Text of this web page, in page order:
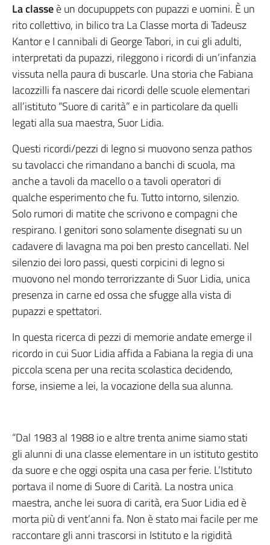
La classeè un docupuppets con pupazzi e uomini. È un
rito collettivo, in bilico tra La Classe morta di Tadeusz
Kantor e I cannibali di George Tabori, in cui gli adulti,
interpretati da pupazzi, rileggono i ricordi di un’infanzia
vissuta nella paura di buscarle. Una storia che Fabiana
Iacozzilli fa nascere dai ricordi delle scuole elementari
all’istituto “Suore di carità” e in particolare da quelli
legati alla sua maestra, Suor Lidia.
Questi ricordi/pezzi di legno si muovono senza pathos
su tavolacci che rimandano a banchi di scuola, ma
anche a tavoli da macello o a tavoli operatori di
qualche esperimento che fu. Tutto intorno, silenzio.
Solo rumori di matite che scrivono e compagni che
respirano. I genitori sono solamente disegnati su un
cadavere di lavagna ma poi ben presto cancellati. Nel
silenzio dei loro passi, questi corpicini di legno si
muovono nel mondo terrorizzante di Suor Lidia, unica
presenza in carne ed ossa che sfugge alla vista di
pupazzi e spettatori.
In questa ricerca di pezzi di memorie andate emerge il
ricordo in cui Suor Lidia affida a Fabiana la regia di una
piccola scena per una recita scolastica decidendo,
forse, insieme a lei, la vocazione della sua alunna.
“Dal 1983 al 1988 io e altre trenta anime siamo stati
gli alunni di una classe elementare in un istituto gestito
da suore e che oggi ospita una casa per ferie. L’Istituto
portava il nome di Suore di Carità. La nostra unica
maestra, anche lei suora di carità, era Suor Lidia ed è
morta più di vent’anni fa. Non è stato mai facile per me
raccontare gli anni trascorsi in Istituto e la rigidità